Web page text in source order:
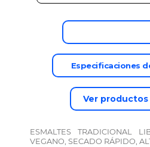
Especificaciones
Ver productos
ESMALTES TRADICIONAL
VEGANO, SECADO RÁPIDO,